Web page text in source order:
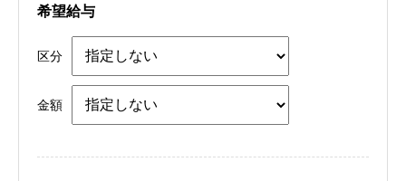
希望給与
区分
金額